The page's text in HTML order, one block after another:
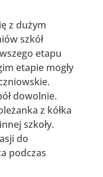
z dużym
szkół
etapu
etapie mogły
dowolnie.
z kółka
szkoły.
do
podczas